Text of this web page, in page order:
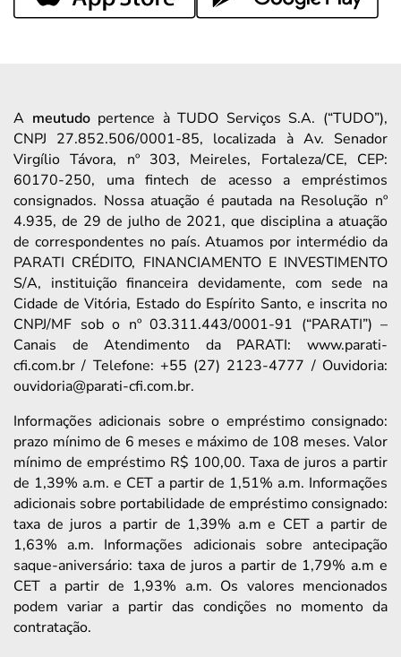
A meutudopertence à TUDO Serviços S.A. (“TUDO”),
CNPJ 27.852.506/0001-85, localizada à Av. Senador
Virgílio Távora, nº 303, Meireles, Fortaleza/CE, CEP:
60170-250, uma fintech de acesso a empréstimos
consignados. Nossa atuação é pautada na Resolução nº
4.935, de 29 de julho de 2021, que disciplina a atuação
de correspondentes no país. Atuamos por intermédio da
PARATI CRÉDITO, FINANCIAMENTO E INVESTIMENTO
S/A, instituição financeira devidamente, com sede na
Cidade de Vitória, Estado do Espírito Santo, e inscrita no
CNPJ/MF sob o nº 03.311.443/0001-91 (“PARATI”) –
Canais de Atendimento da PARATI: www.parati-
cfi.com.br / Telefone: +55 (27) 2123-4777 / Ouvidoria:
ouvidoria@parati-cfi.com.br.
Informações adicionais sobre o empréstimo consignado:
prazo mínimo de 6 meses e máximo de 108 meses. Valor
mínimo de empréstimo R$ 100,00. Taxa de juros a partir
de 1,39% a.m. e CET a partir de 1,51% a.m. Informações
adicionais sobre portabilidade de empréstimo consignado:
taxa de juros a partir de 1,39% a.m e CET a partir de
1,63% a.m. Informações adicionais sobre antecipação
saque-aniversário: taxa de juros a partir de 1,79% a.m e
CET a partir de 1,93% a.m. Os valores mencionados
podem variar a partir das condições no momento da
contratação.